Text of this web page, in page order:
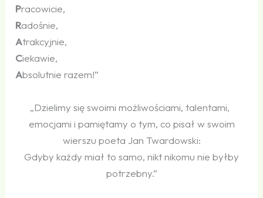
Pracowicie,
Radośnie,
Atrakcyjnie,
Ciekawie,
Absolutnie razem!”
„Dzielimy się swoimi możliwościami, talentami,
emocjami i pamiętamy o tym, co pisał w swoim
wierszu poeta Jan Twardowski:
Gdyby każdy miał to samo, nikt nikomu nie byłby
potrzebny.”